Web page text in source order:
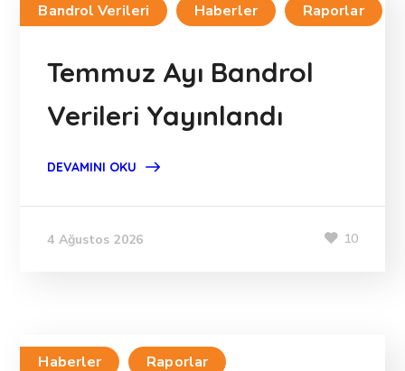
Bandrol Verileri Haberler Raporlar
Temmuz Ayı Bandrol
Verileri Yayınlandı
DEVAMINI OKU
4 Ağustos 2026 10
Haberler
Raporlar